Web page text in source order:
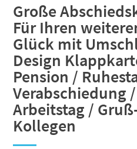
Große
Für Ihren
Glück mit
Design
Pension /
Verabschiedung
Arbeitstag /
Kollegen